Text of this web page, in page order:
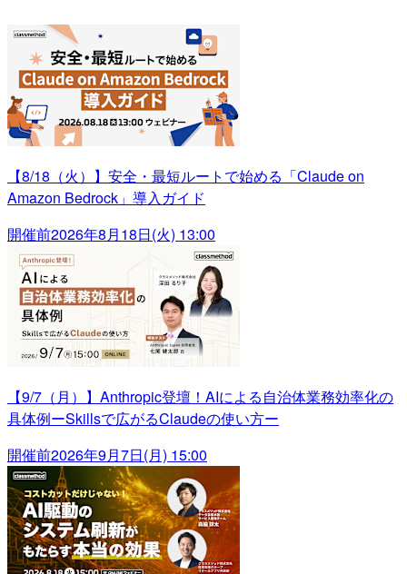
【8/18（火）】安全・最短ルートで始める「Claude on
Amazon Bedrock」導入ガイド
開催前2026年8月18日(火) 13:00
【9/7（月）】Anthropic登壇！AIによる自治体業務効率化の
具体例ーSkillsで広がるClaudeの使い方ー
開催前2026年9月7日(月) 15:00